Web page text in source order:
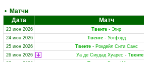
• Матчи
Дата
Матч
23 июн 2026
Твенте - Эгир
24 июн 2026
Твенте- Уотфорд
25 июн 2026
Твенте- Рокдейл Сити Санс
26 июн 2026
Уа де Сиудад Хуарес - Твенте